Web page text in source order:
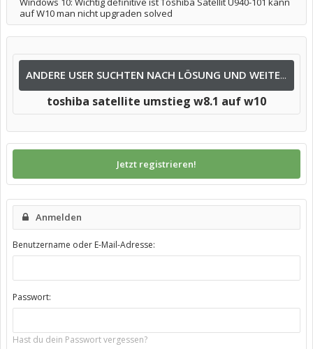
auf W10 man nicht upgraden solved
ANDERE USER SUCHTEN NACH LÖSUNG UND WEITEREN INFOS NACH:
toshiba satellite umstieg w8.1 auf w10
Jetzt registrieren!
Anmelden
Benutzername oder E-Mail-Adresse:
Passwort:
Hast du dein Passwort vergessen?